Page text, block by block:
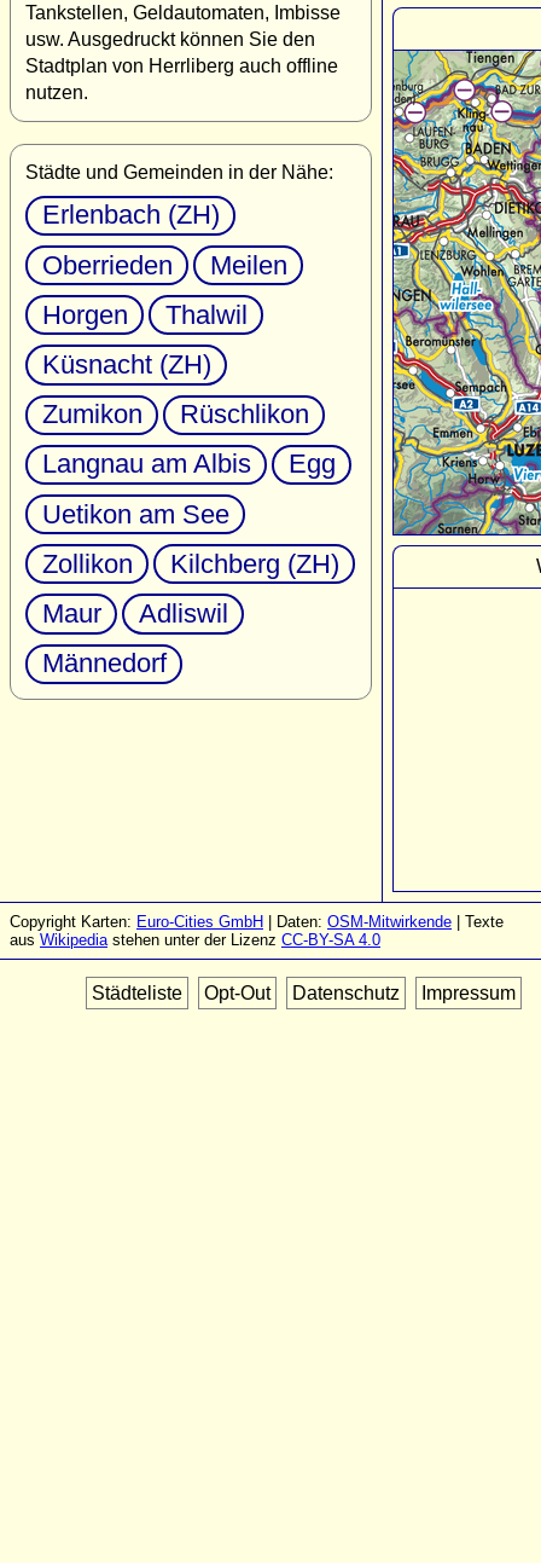
Tankstellen, Geldautomaten, Imbisse
usw. Ausgedruckt können Sie den
Stadtplan von Herrliberg auch offline
nutzen.
Städte und Gemeinden in der Nähe:
Erlenbach (ZH)
Oberrieden
Meilen
Horgen
Thalwil
Küsnacht (ZH)
Zumikon
Rüschlikon
Langnau am Albis
Egg
Uetikon am See
Zollikon
Kilchberg (ZH)
Maur
Adliswil
Männedorf
Copyright Karten: Euro-Cities GmbH | Daten: OSM-Mitwirkende | Texte
aus Wikipediastehen unter der Lizenz CC-BY-SA 4.0
Städteliste Opt-Out Datenschutz Impressum